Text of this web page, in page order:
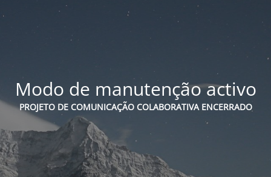
Modo de manutenção activo
PROJETO DE COMUNICAÇÃO COLABORATIVA ENCERRADO